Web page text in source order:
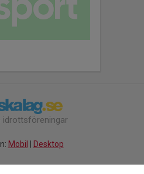
idrottsföreningar
Mobil Desktop